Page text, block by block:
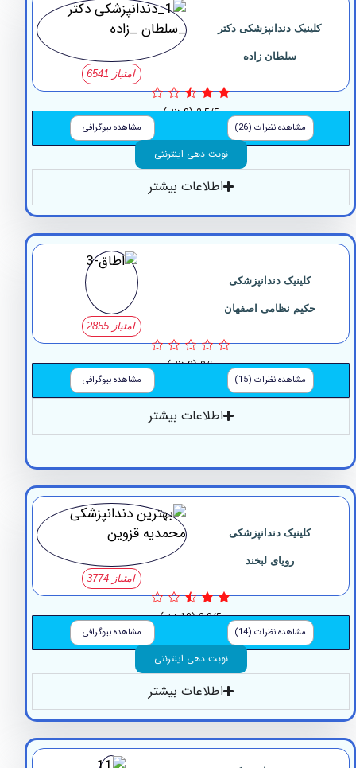
‏دندانپزشکی دکتر
‏سلطان ‏زاده
2.5/5 (8 نظر)
مشاهده نظرات (26) مشاهده بیوگرافی
نوبت دهی اینترنتی
اطلاعات بیشتر
کلینیک دندانپزشکی
حکیم نظامی اصفهان
0/5 (0 نظر)
مشاهده نظرات (15) مشاهده بیوگرافی
اطلاعات بیشتر
کلینیک دندانپزشکی
رویای لبخند
2.9/5 (10 نظر)
مشاهده نظرات (14) مشاهده بیوگرافی
نوبت دهی اینترنتی
اطلاعات بیشتر